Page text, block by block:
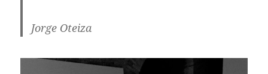
Jorge Oteiza